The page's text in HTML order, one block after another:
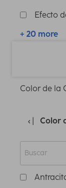
Efecto
+ 20 more
Color de la
Color